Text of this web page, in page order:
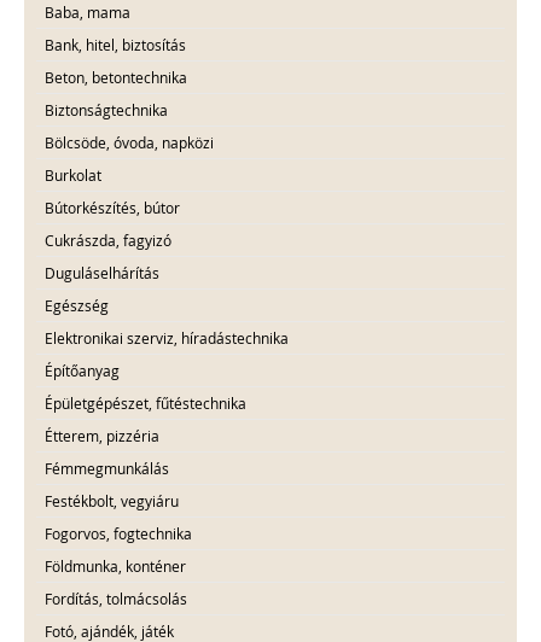
Baba, mama
Bank, hitel, biztosítás
Beton, betontechnika
Biztonságtechnika
Bölcsöde, óvoda, napközi
Burkolat
Bútorkészítés, bútor
Cukrászda, fagyizó
Duguláselhárítás
Egészség
Elektronikai szerviz, híradástechnika
Építőanyag
Épületgépészet, fűtéstechnika
Étterem, pizzéria
Fémmegmunkálás
Festékbolt, vegyiáru
Fogorvos, fogtechnika
Földmunka, konténer
Fordítás, tolmácsolás
Fotó, ajándék, játék